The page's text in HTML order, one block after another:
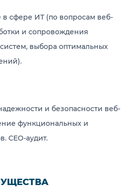
в сфере ИТ (по вопросам веб-
и сопровождения
выбора оптимальных
и безопасности веб-
функциональных и
СЕО-аудит.